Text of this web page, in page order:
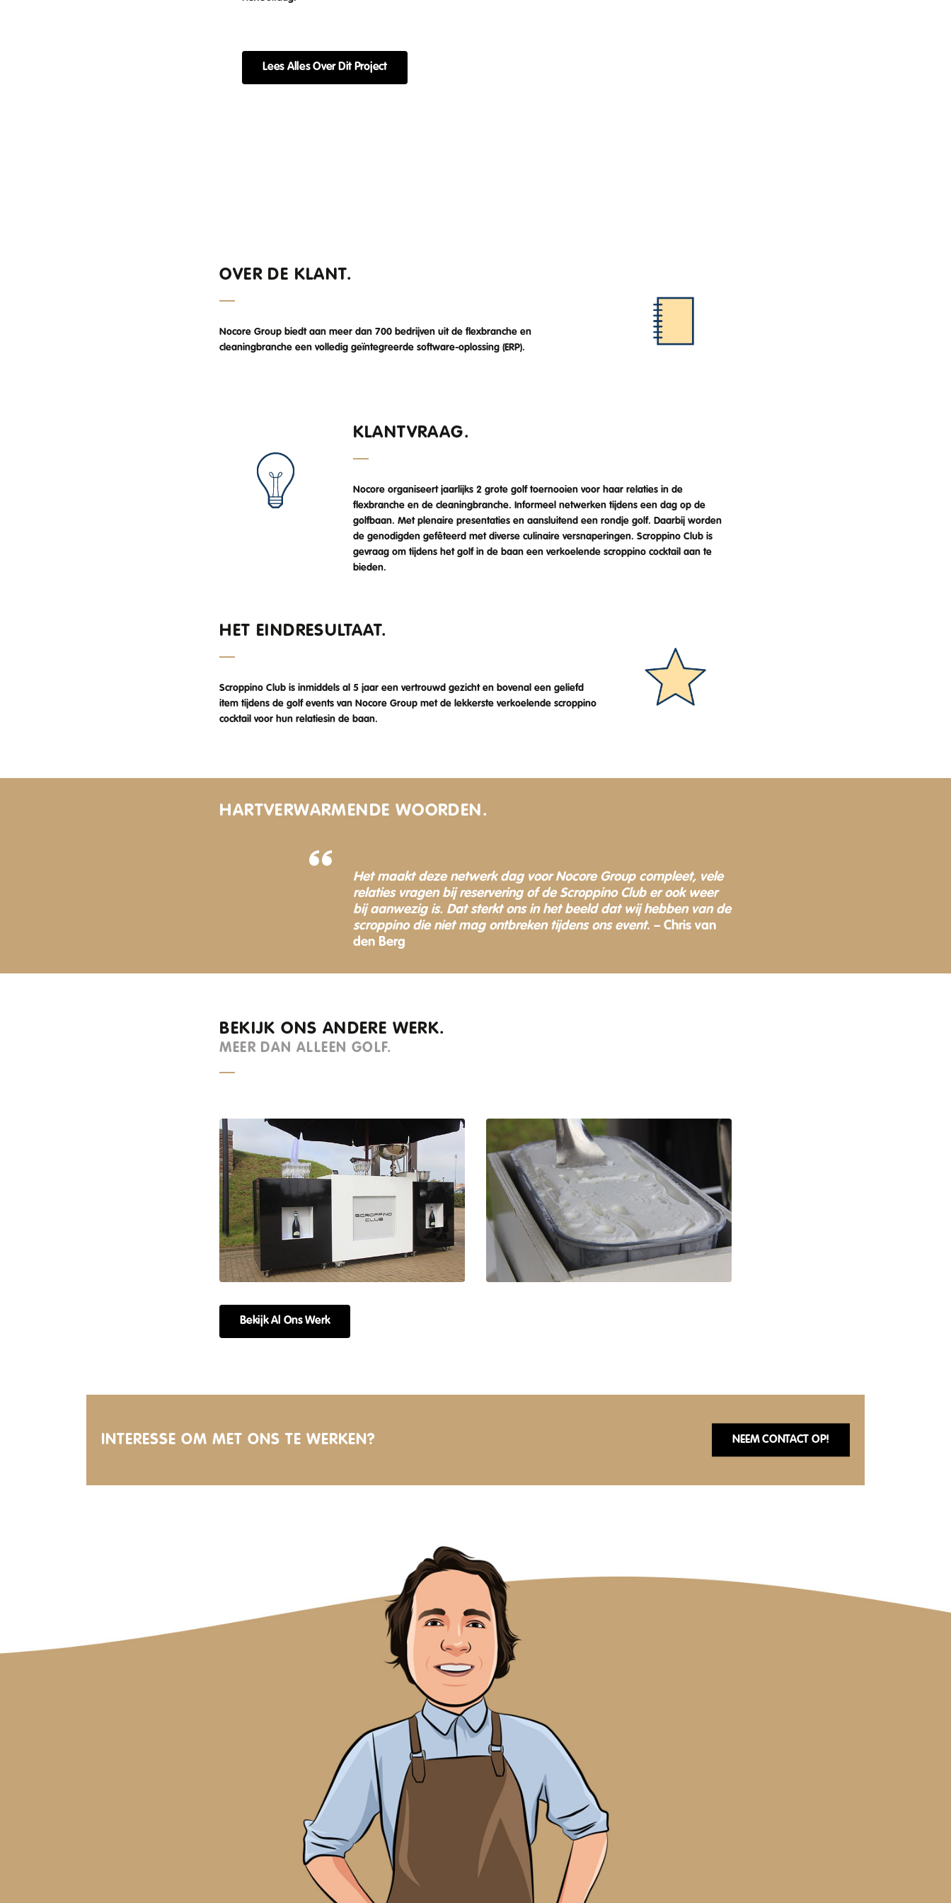
Lees Alles Over Dit Project
OVER DE KLANT.
Nocore Group biedt aan meer dan 700 bedrijven uit de flexbranche en
cleaningbranche een volledig geïntegreerde software-oplossing (ERP).
KLANTVRAAG.
Nocore organiseert jaarlijks 2 grote golf toernooien voor haar relaties in de
flexbranche en de cleaningbranche. Informeel netwerken tijdens een dag op de
golfbaan. Met plenaire presentaties en aansluitend een rondje golf. Daarbij worden
de genodigden gefêteerd met diverse culinaire versnaperingen. Scroppino Club is
gevraag om tijdens het golf in de baan een verkoelende scroppino cocktail aan te
bieden.
HET EINDRESULTAAT.
Scroppino Club is inmiddels al 5 jaar een vertrouwd gezicht en bovenal een geliefd
item tijdens de golf events van Nocore Group met de lekkerste verkoelende scroppino
cocktail voor hun relatiesin de baan.
HARTVERWARMENDE WOORDEN.
Het maakt deze netwerk dag voor Nocore Group compleet, vele
relaties vragen bij reservering of de Scroppino Club er ook weer
bij aanwezig is. Dat sterkt ons in het beeld dat wij hebben van de
scroppino die niet mag ontbreken tijdens ons event. – Chris van
den Berg
BEKIJK ONS ANDERE WERK.
MEER DAN ALLEEN GOLF.
Bekijk Al Ons Werk
INTERESSE OM MET ONS TE WERKEN? NEEM CONTACT OP!